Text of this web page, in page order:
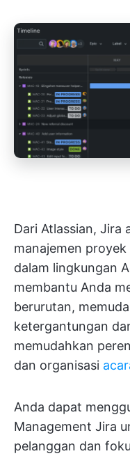
Dari Atlassian, Jira
manajemen
dalam lingkungan
membantu Anda
berurutan,
ketergantungan
memudahkan
dan organisasi
Anda dapat
Management Jira
pelanggan dan